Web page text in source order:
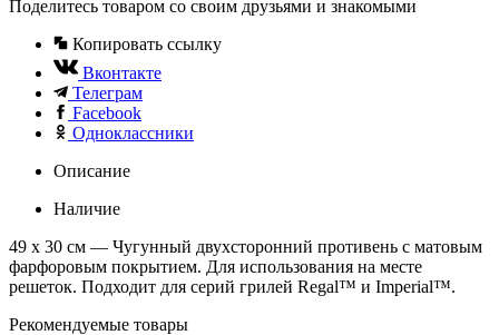
Поделитесь товаром со своим друзьями и знакомыми
Копировать ссылку
Вконтакте
Телеграм
Facebook
Одноклассники
Описание
Наличие
49 х 30 см — Чугунный двухсторонний противень с матовым
фарфоровым покрытием. Для использования на месте
решеток. Подходит для серий грилей Regal™ и Imperial™.
Рекомендуемые товары